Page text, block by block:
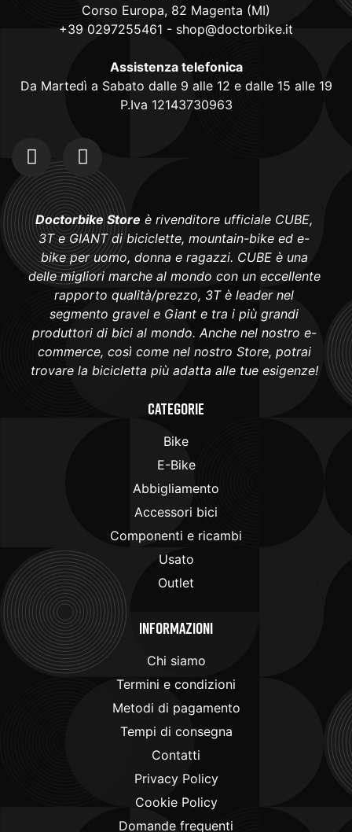
Corso Europa, 82 Magenta (MI)
+39 0297255461 - shop@doctorbike.it
Assistenza telefonica
Da Martedì a Sabato dalle 9 alle 12 e dalle 15 alle 19
P.Iva 12143730963
Doctorbike Store è rivenditore ufficiale CUBE,
3T e GIANT di biciclette, mountain-bike ed e-
bike per uomo, donna e ragazzi. CUBE è una
delle migliori marche al mondo con un eccellente
rapporto qualità/prezzo, 3T è leader nel
segmento gravel e Giant e tra i più grandi
produttori di bici al mondo. Anche nel nostro e-
commerce, così come nel nostro Store, potrai
trovare la bicicletta più adatta alle tue esigenze!
Categorie
Bike
E-Bike
Abbigliamento
Accessori bici
Componenti e ricambi
Usato
Outlet
Informazioni
Chi siamo
Termini e condizioni
Metodi di pagamento
Tempi di consegna
Contatti
Privacy Policy
Cookie Policy
Domande frequenti